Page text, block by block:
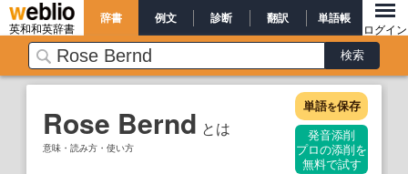
英和和英辞書
辞書 例文 診断 翻訳 単語帳
ログイン
Rose Bernd とは
意味・読み方・使い方
単語を保存
発音添削
プロの添削を
無料で試す